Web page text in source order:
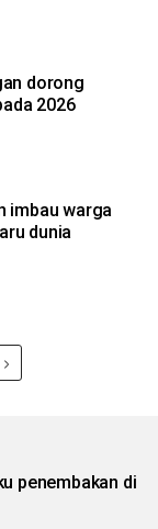
dorong
2026
imbau warga
dunia
penembakan di